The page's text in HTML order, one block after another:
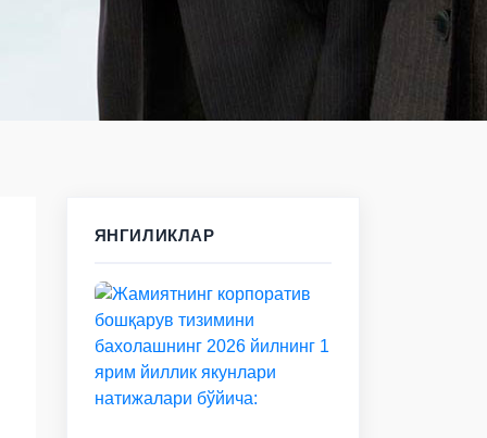
ЯНГИЛИКЛАР